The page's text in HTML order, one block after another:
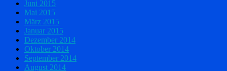
Juni 2015
Mai 2015
März 2015
Januar 2015
Dezember 2014
Oktober 2014
September 2014
August 2014